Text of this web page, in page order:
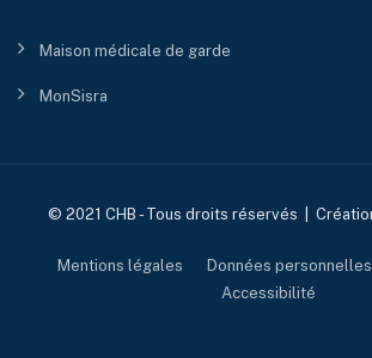
Maison médicale de garde
MonSisra
© 2021 CHB - Tous droits réservés |
Mentions légales Données personnelles
Accessibilité